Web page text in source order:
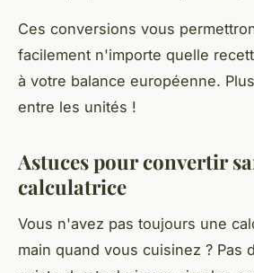
Ces conversions vous
facilement n'importe quelle
à votre balance européenne.
entre les unités !
Astuces pour convertir
calculatrice
Vous n'avez pas toujours une
main quand vous cuisinez ? Pas